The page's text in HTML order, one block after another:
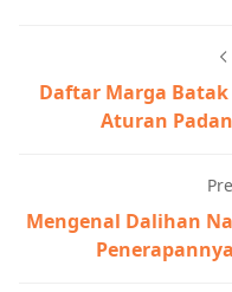
Daftar Marga
Aturan
Mengenal Dalihan